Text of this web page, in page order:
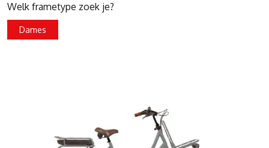
Welk frametype zoek je?
Dames